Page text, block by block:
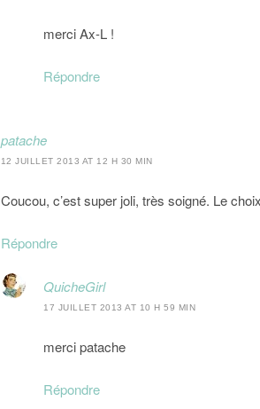
merci Ax-L !
Répondre
patache
12 JUILLET 2013 AT 12 H 30 MIN
Coucou, c’est super joli, très soigné. Le
Répondre
QuicheGirl
17 JUILLET 2013 AT 10 H 59 MIN
merci patache
Répondre